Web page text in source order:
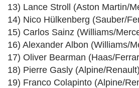
13) Lance Stroll (Aston Martin/
14) Nico Hülkenberg (Sauber/
15) Carlos Sainz (Williams/
16) Alexander Albon (Williams/
17) Oliver Bearman (Haas/
18) Pierre Gasly (Alpine/
19) Franco Colapinto (Alpine/